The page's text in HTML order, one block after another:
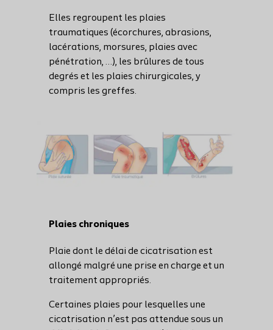
Elles regroupent les plaies
traumatiques (écorchures, abrasions,
lacérations, morsures, plaies avec
pénétration, …), les brûlures de tous
degrés et les plaies chirurgicales, y
compris les greffes.
Plaies chroniques
Plaie dont le délai de cicatrisation est
allongé malgré une prise en charge et un
traitement appropriés.
Certaines plaies pour lesquelles une
cicatrisation n’est pas attendue sous un